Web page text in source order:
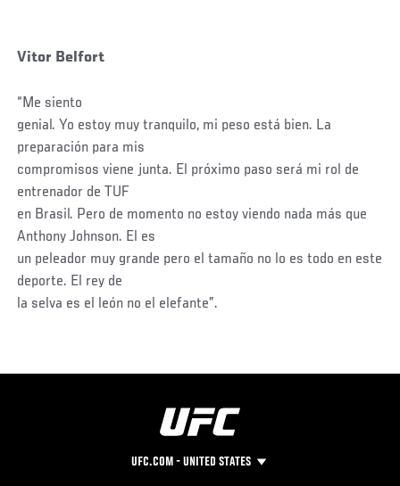
Vitor Belfort
“Me siento
genial. Yo estoy muy tranquilo, mi peso está bien. La
preparación para mis
compromisos viene junta. El próximo paso será mi rol de
entrenador de TUF
en Brasil. Pero de momento no estoy viendo nada más que
Anthony Johnson. El es
un peleador muy grande pero el tamaño no lo es todo en este
deporte. El rey de
la selva es el león no el elefante”.
UFC.COM - UNITED STATES